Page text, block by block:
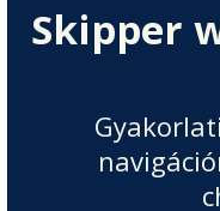
Skipper